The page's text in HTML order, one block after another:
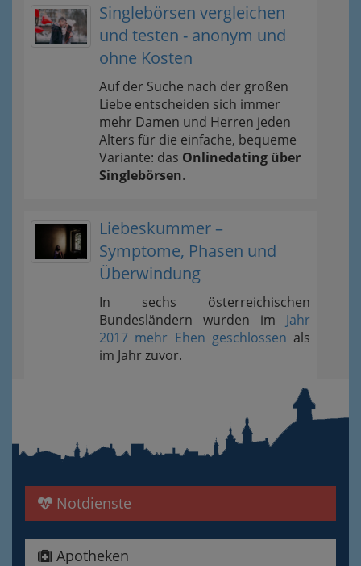
Singlebörsen vergleichen
und testen - anonym und
ohne Kosten
Auf der Suche nach der großen
Liebe entscheiden sich immer
mehr Damen und Herren jeden
Alters für die einfache, bequeme
Variante: das Onlinedating über
Singlebörsen.
Liebeskummer –
Symptome, Phasen und
Überwindung
In sechs österreichischen
Bundesländern wurden im Jahr
2017 mehr Ehen geschlossen als
im Jahr zuvor.
Notdienste
Apotheken